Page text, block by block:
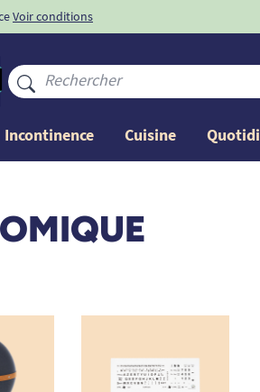
Voir conditions
Incontinence Cuisine